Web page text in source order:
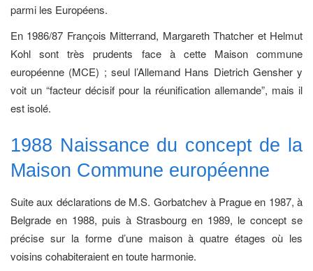
parmi les Européens.
En 1986/87 François Mitterrand, Margareth Thatcher et Helmut
Kohl sont très prudents face à cette Maison commune
européenne (MCE) ; seul l’Allemand Hans Dietrich Gensher y
voit un “facteur décisif pour la réunification allemande”, mais il
est isolé.
1988 Naissance du concept de la
Maison Commune européenne
Suite aux déclarations de M.S. Gorbatchev à Prague en 1987, à
Belgrade en 1988, puis à Strasbourg en 1989, le concept se
précise sur la forme d’une maison à quatre étages où les
voisins cohabiteraient en toute harmonie.